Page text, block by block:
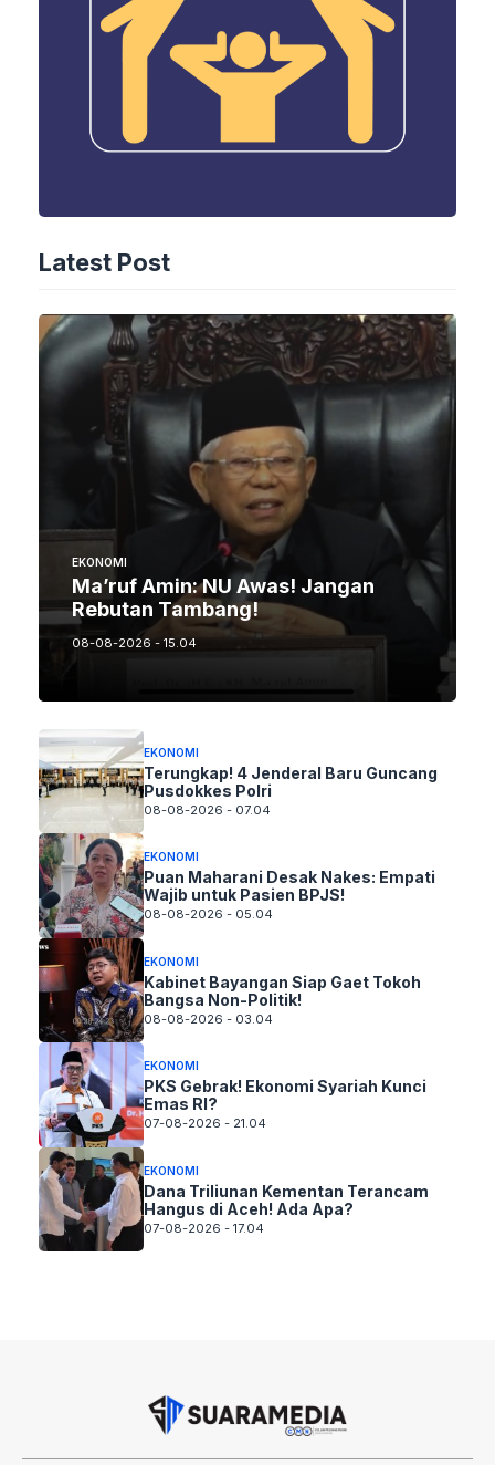
Latest Post
EKONOMI
Ma’ruf Amin: NU Awas! Jangan
Rebutan Tambang!
08-08-2026 - 15.04
EKONOMI
Terungkap! 4 Jenderal Baru Guncang
Pusdokkes Polri
08-08-2026 - 07.04
EKONOMI
Puan Maharani Desak Nakes: Empati
Wajib untuk Pasien BPJS!
08-08-2026 - 05.04
EKONOMI
Kabinet Bayangan Siap Gaet Tokoh
Bangsa Non-Politik!
08-08-2026 - 03.04
EKONOMI
PKS Gebrak! Ekonomi Syariah Kunci
Emas RI?
07-08-2026 - 21.04
EKONOMI
Dana Triliunan Kementan Terancam
Hangus di Aceh! Ada Apa?
07-08-2026 - 17.04